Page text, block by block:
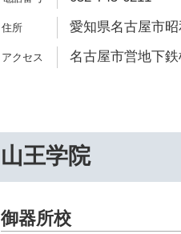
愛知県名古屋市
名古屋市営地下
山王学院
御器所校